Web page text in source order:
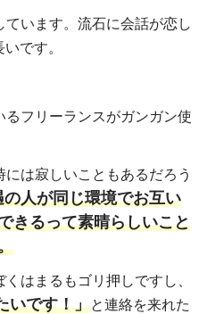
います。流石に会話が恋し
です。
るフリーランスがガンガン使
は寂しいこともあるだろう
人が同じ環境でお互い
きるって素晴らしいこと
はまるもゴリ押しですし、
いです！」と連絡を来れた